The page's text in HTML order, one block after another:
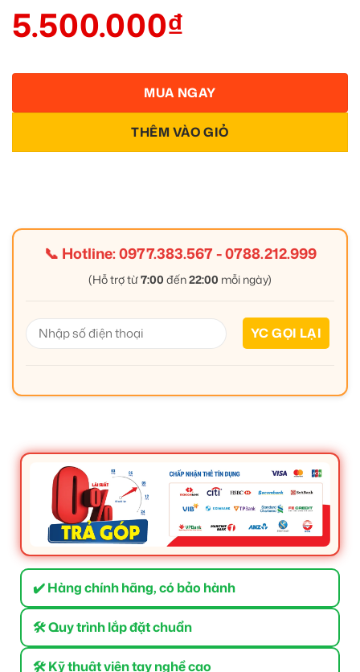
5.500.000₫
THÊM VÀO GIỎ
MUA NGAY
📞 Hotline:0977.383.567-0788.212.999
(Hỗ trợ từ7:00 đến22:00 mỗi ngày)
✔️ Hàng chính hãng, có bảo hành
🛠 Quy trình lắp đặt chuẩn
🛠 Kỹ thuật viên tay nghề cao